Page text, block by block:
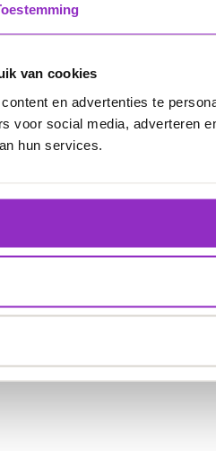
van cookies
en advertenties te
voor social media, adverteren
hun services.